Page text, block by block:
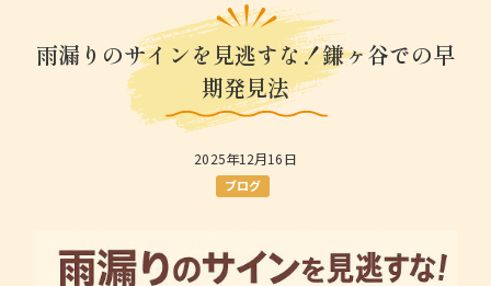
雨漏りのサインを見逃すな！鎌ヶ谷での早
期発見法
2025年12月16日
ブログ